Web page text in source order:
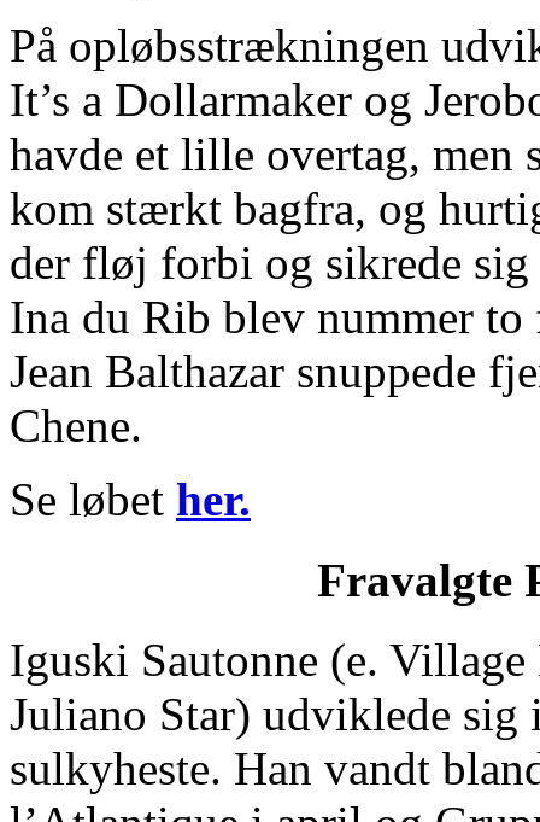
På opløbsstrækningen
It’s a Dollarmaker og
havde et lille overtag, men
kom stærkt bagfra, og
der fløj forbi og sikrede
Ina du Rib blev nummer to
Jean Balthazar snuppede
Chene.
Se løbet her.
Fravalgte
Iguski Sautonne (e.
Juliano Star) udviklede sig
sulkyheste. Han vandt